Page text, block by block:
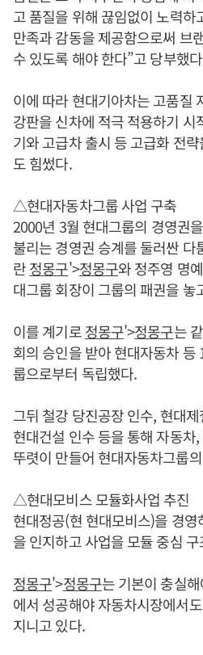
고 품질을 위해 끊임없이 노력하
만족과 감동을 제공함으로써 브
수 있도록 해야 한다”고 당부했
이에 따라 현대기아차는 고품질
강판을 신차에 적극 적용하기 시
기와 고급차 출시 등 고급화 전
도 힘썼다.
△현대자동차그룹 사업 구축
2000년 3월 현대그룹의 경영권
불리는 경영권 승계를 둘러싼 다
란정몽구'>정몽구와 정주영 명
대그룹 회장이 그룹의 패권을 놓
이를 계기로정몽구'>정몽구는
회의 승인을 받아 현대자동차 등
룹으로부터 독립했다.
그뒤 철강 당진공장 인수, 현대
현대건설 인수 등을 통해 자동차
뚜렷이 만들어 현대자동차그룹
△현대모비스 모듈화사업 추진
현대정공(현 현대모비스)을 경
을 인지하고 사업을 모듈 중심
정몽구'>정몽구는 기본이 충실
에서 성공해야 자동차시장에서
지니고 있다.